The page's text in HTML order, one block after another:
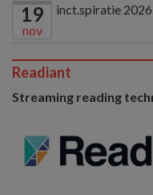
19
nov
inct.spiratie 2026
Readiant
Streaming reading